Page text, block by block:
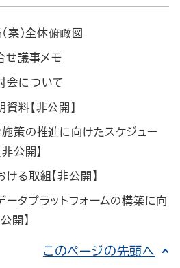
案）全体俯瞰図
せ議事メモ
会について
料【非公開】
施策の推進に向けたスケジュー
非公開】
る取組【非公開】
ータプラットフォームの構築に向
開】
このページの先頭へ